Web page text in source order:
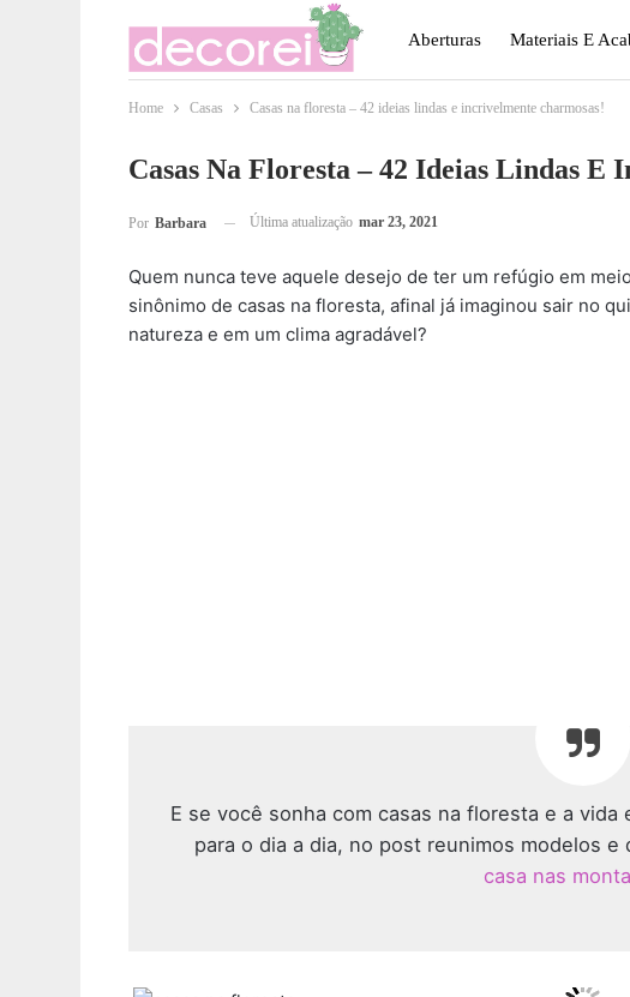
Aberturas Materiais E
Móveis Paisagismo E
Home Casas Casas na floresta – 42 ideias lindas e incrivelmente charmosas!
Casas Na Floresta – 42 Ideias Lindas E
Por Barbara Última atualização mar 23, 2021
Quem nunca teve aquele desejo de ter um refúgio em
sinônimo de casas na floresta, afinal já imaginou sair no
natureza e em um clima agradável?
E se você sonha com casas na floresta e a
para o dia a dia, no post reunimos modelos
casa nas